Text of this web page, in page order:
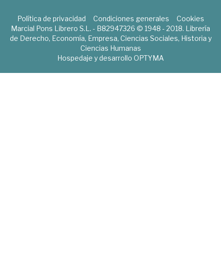
Política de privacidad Condiciones generales
Cookies
Marcial Pons Librero S.L. - B82947326 © 1948 - 2018. Librería
de Derecho, Economía, Empresa, Ciencias Sociales, Historia y
Ciencias Humanas
Hospedaje y desarrollo OPTYMA